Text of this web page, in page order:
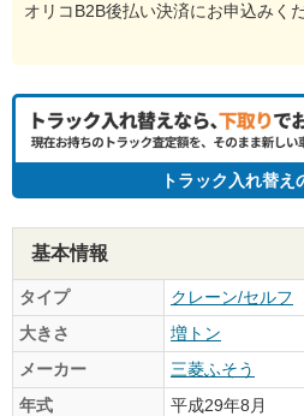
オリコB2B後払い決済にお申込みくだ
トラック入れ替え
基本情報
タイプ
クレーン/セルフ
大きさ
増トン
メーカー
三菱ふそう
年式
平成29年8月